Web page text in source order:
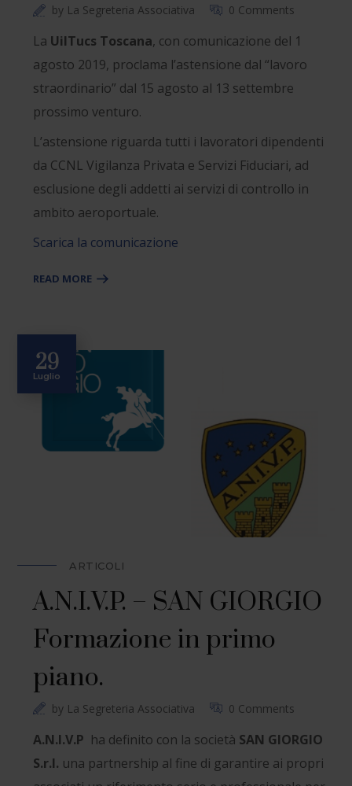
by La Segreteria Associativa 0 Comments
La UilTucs Toscana, con comunicazione del 1
agosto 2019, proclama l’astensione dal “lavoro
straordinario” dal 15 agosto al 13 settembre
prossimo venturo.
L’astensione riguarda tutti i lavoratori dipendenti
da CCNL Vigilanza Privata e Servizi Fiduciari, ad
esclusione degli addetti ai servizi di controllo in
ambito aeroportuale.
Scarica la comunicazione
READ MORE
29
Luglio
ARTICOLI
A.N.I.V.P. – SAN GIORGIO
Formazione in primo
piano.
by La Segreteria Associativa 0 Comments
A.N.I.V.P ha definito con la società SAN GIORGIO
S.r.l. una partnership al fine di garantire ai propri